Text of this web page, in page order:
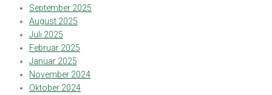
September 2025
August 2025
Juli 2025
Februar 2025
Januar 2025
November 2024
Oktober 2024